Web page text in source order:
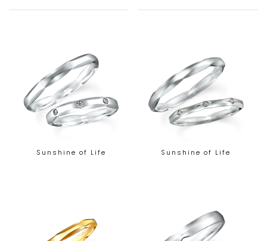
Sunshine of Life Sunshine of Life